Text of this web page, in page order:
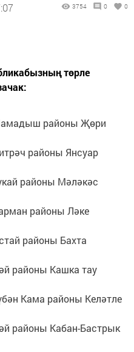
3754 0 0
төрле
районы Җөри
районы Янсуар
районы Мәләкәс
районы Ләке
районы Бахта
районы Кашка тау
Кама районы Келәтле
районы Кабан-Бастрык